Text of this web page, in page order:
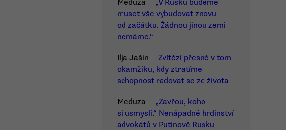
Meduza
„V Rusku budeme
muset vše vybudovat znovu
od začátku. Žádnou jinou zemi
nemáme.“
Ilja Jašin
Zvítězí přesně v tom
okamžiku, kdy ztratíme
schopnost radovat se ze života
Meduza
„Zavřou, koho
si usmyslí.“ Nenápadné hrdinství
advokátů v Putinově Rusku